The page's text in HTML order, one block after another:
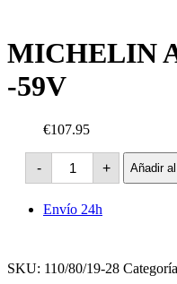
MICHELIN
-59V
€107.95
-
MICHELIN
Anakee
3
TL/TT
-59V
+ Añadir
Envío 24h
SKU: 110/80/19-28